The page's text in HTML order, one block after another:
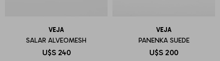
VEJA
SALAR ALVEOMESH
U$S 240
VEJA
PANENKA SUEDE
U$S 200